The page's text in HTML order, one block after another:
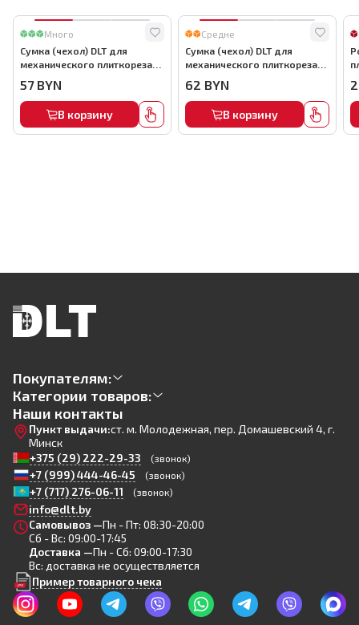
Много
Сумка (чехол) DLT для
механического плиткореза
57 BYN
В корзину
Средне
Сумка (чехол) DLT для
механического плиткореза
62 BYN
В корзину
Покупателям:
Категории товаров:
Наши контакты
Пункт выдачи:ст. м. Молодежная, пер. Домашевский 4, г.
Минск
+375 (29) 222-29-33
(звонок)
+7 (999) 444-46-45 (звонок)
+7 (717) 276-06-11 (звонок)
info@dlt.by
Самовывоз —Пн - Пт: 08:30-20:00
Сб - Вс: 09:00-17:45
Доставка —Пн - Сб: 09:00-17:30
Вс: доставка не осуществляется
Пример товарного чека